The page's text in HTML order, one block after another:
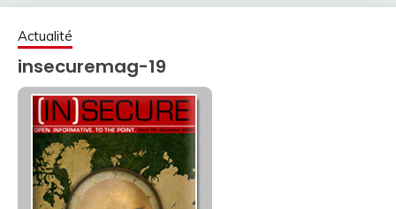
Actualité
insecuremag-19